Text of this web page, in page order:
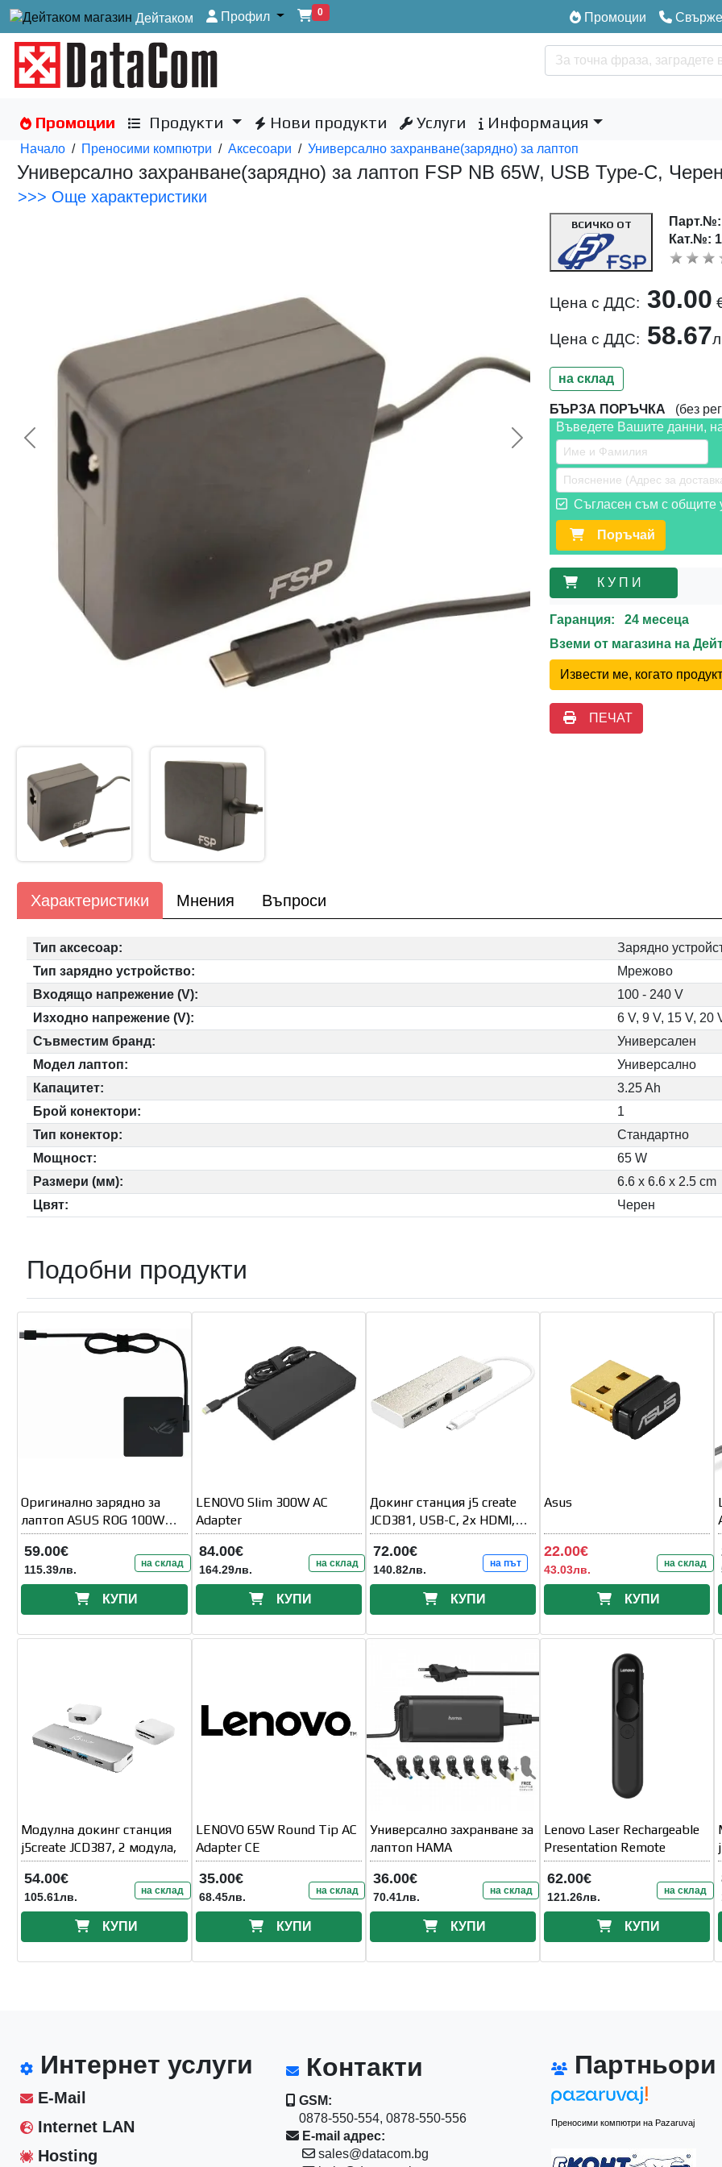
Дейтаком Профил 0 Промоции
Промоции Продукти Нови продукти Услуги Информация
Начало / Преносими компютри / Аксесоари / Универсално захранване(зарядно) за лаптоп
Универсално захранване(зарядно) за лаптоп FSP NB 65W, USB Type-C,
>>> Още характеристики
<< Предишна Следваща >>
ВСИЧКО ОТ Парт.№:
Кат.№:
Цена с ДДС: 30.00
Цена с ДДС: 58.67
на склад
БЪРЗА ПОРЪЧКА (без
Въведете Вашите данни,
Съгласен съм с общите
Поръчай
К У П И
Гаранция: 24 месеца
Вземи от магазина на
Извести ме, когато
ПЕЧАТ
Характеристики Мнения Въпроси
Тип аксесоар:
Зарядно
Тип зарядно устройство:
Мрежово
Входящо напрежение (V):
100 - 240 V
Изходно напрежение (V):
6 V, 9 V, 15 V, 20
Съвместим бранд:
Универсален
Модел лаптоп:
Универсално
Капацитет:
3.25 Ah
Брой конектори:
1
Тип конектор:
Стандартно
Мощност:
65 W
Размери (мм):
6.6 x 6.6 x 2.5 cm
Цвят:
Чеpен
Подобни продукти
Оригинално зарядно за
лаптоп ASUS ROG 100W
Type-C -
59.00€
115.39лв. на склад
КУПИ
LENOVO Slim 300W AC
Adapter
84.00€
164.29лв. на склад
КУПИ
Докинг станция j5 create
JCD381, USB-C, 2x HDMI,
USB 3.1, PD 2.0,
72.00€
140.82лв. на път
КУПИ
Asus
22.00€
43.03лв. на склад
КУПИ
Модулна докинг станция
j5create JCD387, 2 модула,
54.00€
105.61лв. на склад
КУПИ
LENOVO 65W Round Tip AC
Adapter CE
35.00€
68.45лв. на склад
КУПИ
Универсално захранване за
лаптоп HAMA
36.00€
70.41лв. на склад
КУПИ
Lenovo Laser Rechargeable
Presentation Remote
62.00€
121.26лв. на склад
КУПИ
Интернет услуги
E-Mail
Internet LAN
Hosting
Контакти
GSM:
0878-550-554, 0878-550-556
E-mail адрес:
sales@datacom.bg
Партньори
Преносими компютри на Pazaruvaj